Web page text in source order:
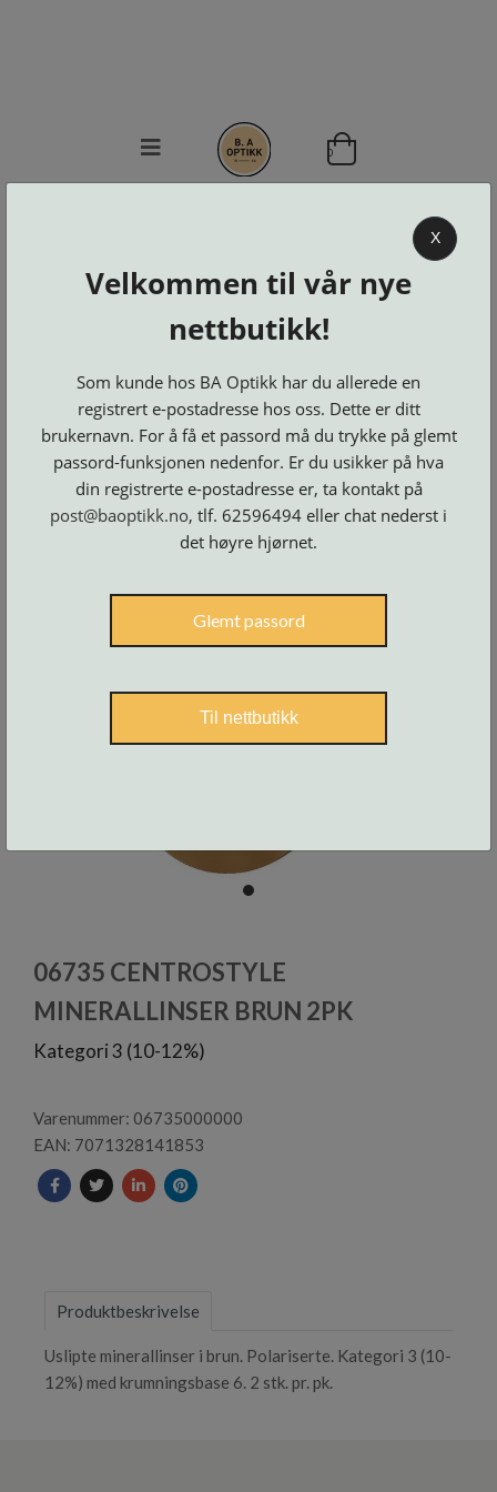
KONTAKT
BESTILL
LOGG INN
0
Brillerens
Brillesnorer
on
og
Suncover
Etuier
Innfatninger
Lesebriller
Luper
og
Speil
Maskiner
Microkluter
Neseputer
og
Skruer
Solbriller
Verktøy
og
tilbehør
item
of
1
06735 CENTROSTYLE
MINERALLINSER BRUN 2PK
Kategori 3 (10-12%)
Varenummer: 06735000000
EAN: 7071328141853
Produktbeskrivelse
Uslipte minerallinser i brun. Polariserte. Kategori 3 (10-
12%) med krumningsbase 6. 2 stk. pr. pk.
X
Velkommen til vår nye
nettbutikk!
Som kunde hos BA Optikk har du allerede en
registrert e-postadresse hos oss. Dette er ditt
brukernavn. For å få et passord må du trykke på glemt
passord-funksjonen nedenfor. Er du usikker på hva
din registrerte e-postadresse er, ta kontakt på
post@baoptikk.no, tlf. 62596494 eller chat nederst i
det høyre hjørnet.
Glemt passord
Til nettbutikk